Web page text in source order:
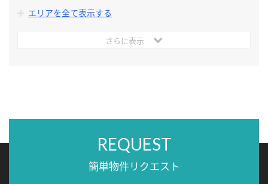
エリアを全て表示する
さらに表示
REQUEST
簡単物件リクエスト